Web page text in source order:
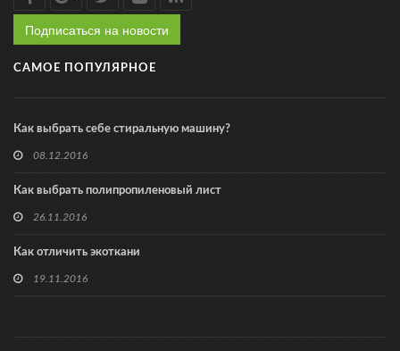
Подписаться на новости
САМОЕ ПОПУЛЯРНОЕ
Как выбрать себе стиральную машину?
08.12.2016
Как выбрать полипропиленовый лист
26.11.2016
Как отличить экоткани
19.11.2016